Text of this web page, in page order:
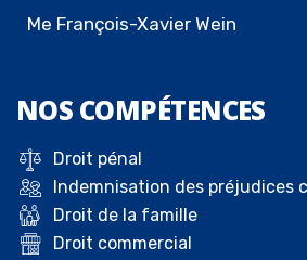
Me François-Xavier Wein
NOS COMPÉTENCES
Droit pénal
Indemnisation des préjudices
Droit de la famille
Droit commercial